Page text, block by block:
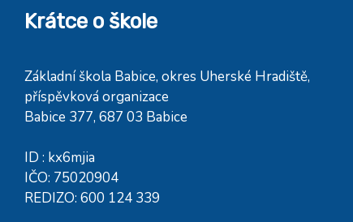
Krátce o škole
Základní škola Babice, okres Uherské Hradiště,
příspěvková organizace
Babice 377, 687 03 Babice
ID : kx6mjia
IČO: 75020904
REDIZO: 600 124 339